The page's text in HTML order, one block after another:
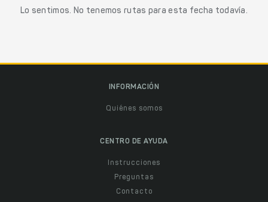
Lo sentimos. No tenemos rutas para esta fecha todavía.
INFORMACIÓN
Quiénes somos
CENTRO DE AYUDA
Instrucciones
Preguntas
Contacto